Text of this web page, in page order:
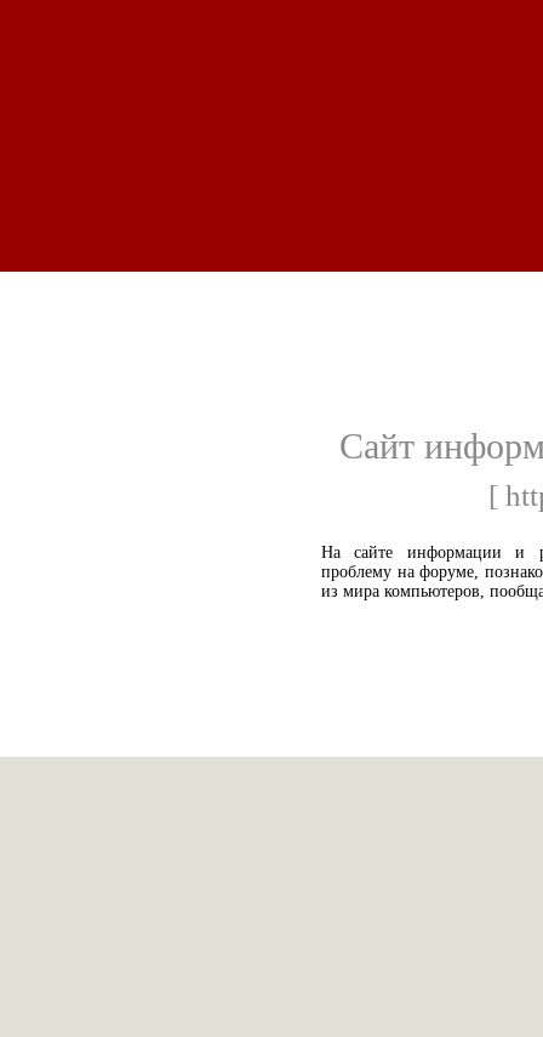
Сайт
[
На сайте информации и
проблему на форуме,
из мира компьютеров,